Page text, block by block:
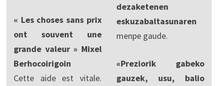
« Les choses sans prix
ont souvent une
grande valeur » Mixel
Berhocoirigoin
Cette aide est vitale.
dezaketenen
eskuzabaltasunaren
menpe gaude.
«Preziorik gabeko
gauzek, usu, balio